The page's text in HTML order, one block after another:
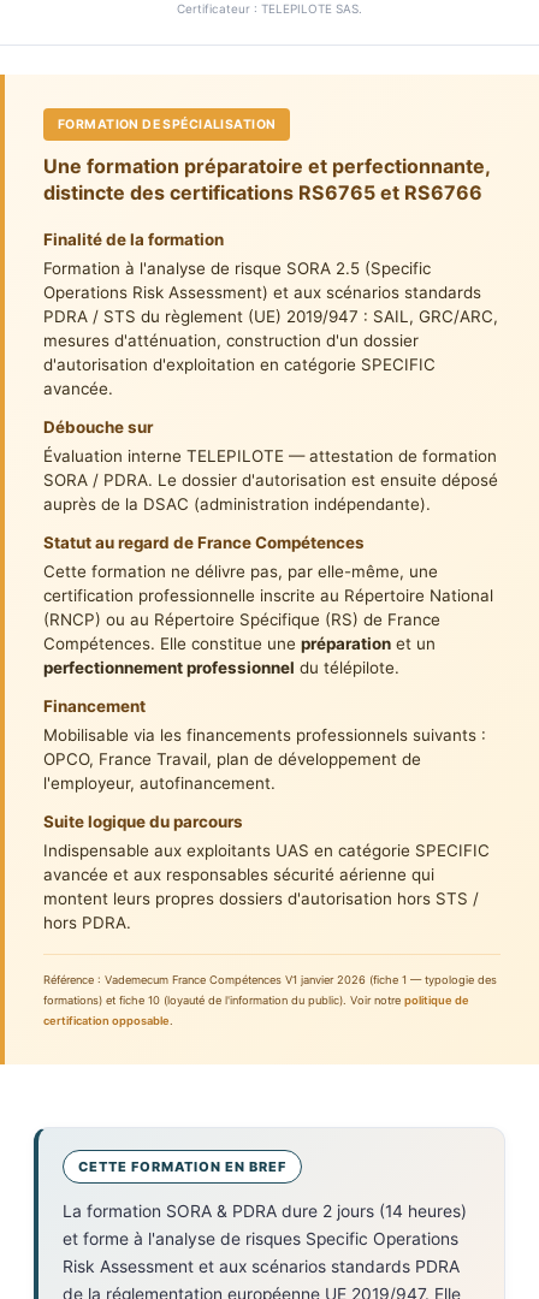
Certificateur : TELEPILOTE SAS.
FORMATION DE SPÉCIALISATION
Une formation préparatoire et perfectionnante,
distincte des certifications RS6765 et RS6766
Finalité de la formation
Formation à l'analyse de risque SORA 2.5 (Specific
Operations Risk Assessment) et aux scénarios standards
PDRA / STS du règlement (UE) 2019/947 : SAIL, GRC/ARC,
mesures d'atténuation, construction d'un dossier
d'autorisation d'exploitation en catégorie SPECIFIC
avancée.
Débouche sur
Évaluation interne TELEPILOTE — attestation de formation
SORA / PDRA. Le dossier d'autorisation est ensuite déposé
auprès de la DSAC (administration indépendante).
Statut au regard de France Compétences
Cette formation ne délivre pas, par elle-même, une
certification professionnelle inscrite au Répertoire National
(RNCP) ou au Répertoire Spécifique (RS) de France
Compétences. Elle constitue une préparation et un
perfectionnement professionnel du télépilote.
Financement
Mobilisable via les financements professionnels suivants :
OPCO, France Travail, plan de développement de
l'employeur, autofinancement.
Suite logique du parcours
Indispensable aux exploitants UAS en catégorie SPECIFIC
avancée et aux responsables sécurité aérienne qui
montent leurs propres dossiers d'autorisation hors STS /
hors PDRA.
Référence : Vademecum France Compétences V1 janvier 2026 (fiche 1 — typologie des
formations) et fiche 10 (loyauté de l'information du public). Voir notre politique de
certification opposable
CETTE FORMATION EN BREF
La formation SORA & PDRA dure 2 jours (14 heures)
et forme à l'analyse de risques Specific Operations
Risk Assessment et aux scénarios standards PDRA
de la réglementation européenne UE 2019/947. Elle